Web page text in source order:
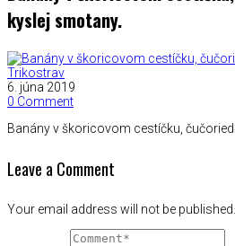
kyslej smotany.
Trikostrav
6. júna 2019
0 Comment
Banány v škoricovom cestíčku,
Leave a Comment
Your email address will not be published.